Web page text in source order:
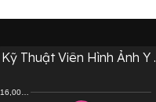
Kỹ Thuật Viên Hình Ảnh Y
16,00…